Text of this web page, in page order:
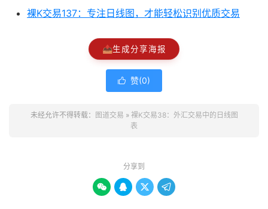
裸K交易137：专注日线图，才能轻松识别优质交易
📤生成分享海报
 赞(0)
未经允许不得转载： 图道交易 » 裸K交易38：外汇交易中的日线图
表
分享到
   